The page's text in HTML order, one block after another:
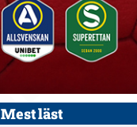
Mest läst